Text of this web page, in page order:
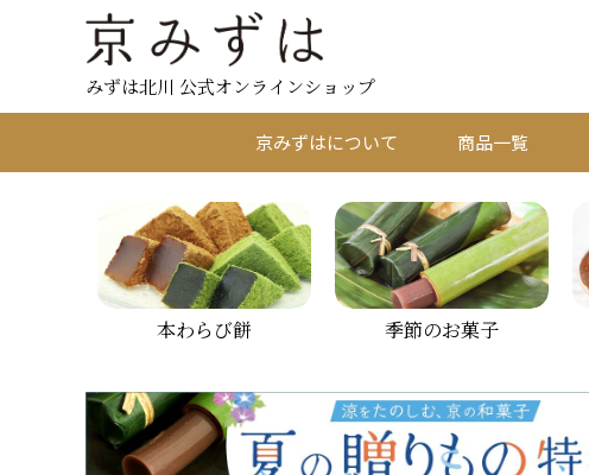
みずは北川 公式オンラインショップ
京みずはについて 商品一覧
本わらび餅 季節のお菓子